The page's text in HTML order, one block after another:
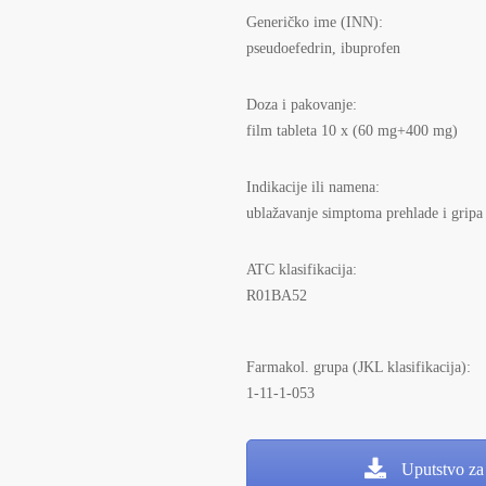
Generičko ime (INN):
pseudoefedrin, ibuprofen
Doza i pakovanje:
film tableta 10 x (60 mg+400 mg)
Indikacije ili namena:
ublažavanje simptoma prehlade i gripa
ATC klasifikacija:
R01BA52
Farmakol. grupa (JKL klasifikacija):
1-11-1-053
Uputstvo